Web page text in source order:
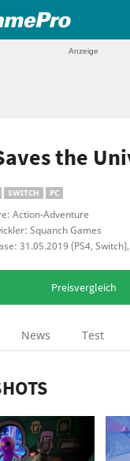
the
SWITCH PC
Action-Adventure
Squanch Games
31.05.2019 (PS4,
Preisvergleich
News Test